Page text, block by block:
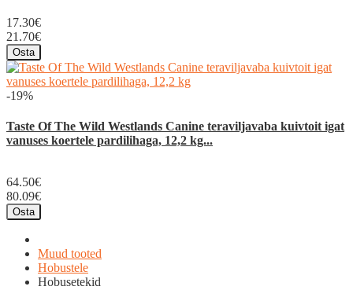
17.30€
21.70€
Osta
-19%
Taste Of The Wild Westlands Canine teraviljavaba kuivtoit igat
vanuses koertele pardilihaga, 12,2 kg...
64.50€
80.09€
Osta
Muud tooted
Hobustele
Hobusetekid